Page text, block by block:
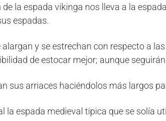
de la espada vikinga nos lleva a la
espadas.
alargan y se estrechan con respecto a
de estocar mejor; aunque
sus arriaces haciéndolos más largos
la espada medieval típica que se solía